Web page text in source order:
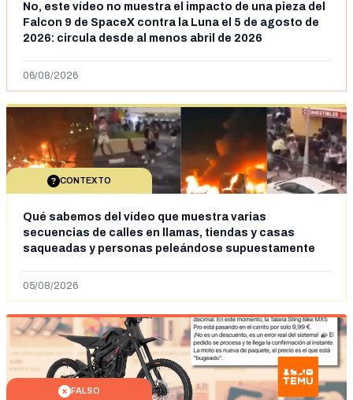
No, este vídeo no muestra el impacto de una pieza del
Falcon 9 de SpaceX contra la Luna el 5 de agosto de
2026: circula desde al menos abril de 2026
06/08/2026
CONTEXTO
Qué sabemos del vídeo que muestra varias
secuencias de calles en llamas, tiendas y casas
saqueadas y personas peleándose supuestamente
situación irregular a Ceuta
05/08/2026
FALSO